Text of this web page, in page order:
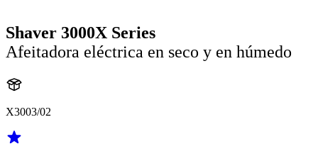
Shaver 3000X Series
Afeitadora eléctrica en seco y en húmedo
X3003/02